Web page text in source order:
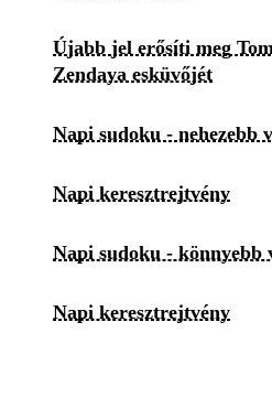
Újabb jel erősíti meg
Zendaya esküvőjét
Napi sudoku - nehezebb
Napi keresztrejtvény
Napi sudoku - könnyebb
Napi keresztrejtvény